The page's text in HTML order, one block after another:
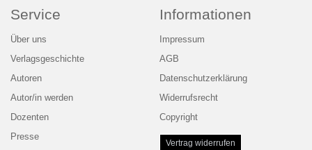
Service
Über uns
Verlagsgeschichte
Autoren
Autor/in werden
Dozenten
Presse
Informationen
Impressum
AGB
Datenschutzerklärung
Widerrufsrecht
Copyright
Vertrag widerrufen